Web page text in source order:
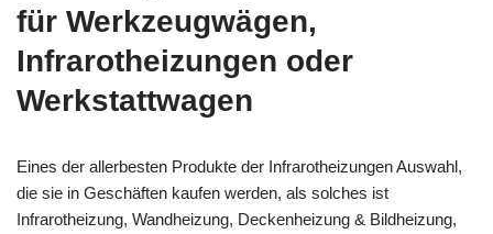
für Werkzeugwägen,
Infrarotheizungen oder
Werkstattwagen
Eines der allerbesten Produkte der Infrarotheizungen Auswahl,
die sie in Geschäften kaufen werden, als solches ist
Infrarotheizung, Wandheizung, Deckenheizung & Bildheizung,